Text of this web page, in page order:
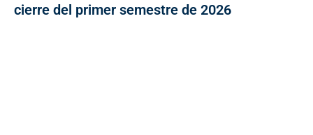
cierre del primer semestre de 2026